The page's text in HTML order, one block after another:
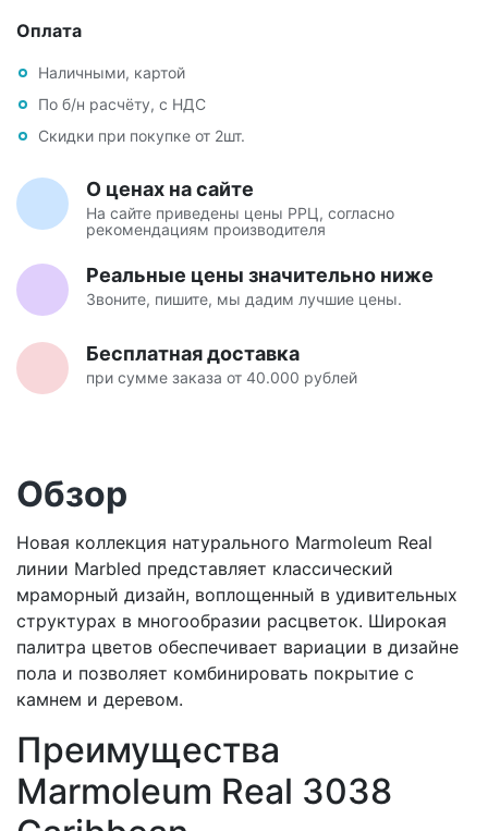
Оплата
Наличными, картой
По б/н расчёту, с НДС
Скидки при покупке от 2шт.
О ценах на сайте
На сайте приведены цены РРЦ, согласно
рекомендациям производителя
Реальные цены значительно ниже
Звоните, пишите, мы дадим лучшие цены.
Бесплатная доставка
при сумме заказа от 40.000 рублей
Обзор
Новая коллекция натурального Marmoleum Real
линии Marbled представляет классический
мраморный дизайн, воплощенный в удивительных
структурах в многообразии расцветок. Широкая
палитра цветов обеспечивает вариации в дизайне
пола и позволяет комбинировать покрытие с
камнем и деревом.
Преимущества
Marmoleum Real 3038